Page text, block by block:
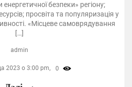
безпеки» регіону;
просвіта та популяризація у
«Місцеве самоврядування
[…]
admin
2023 о 3:00 pm, 0